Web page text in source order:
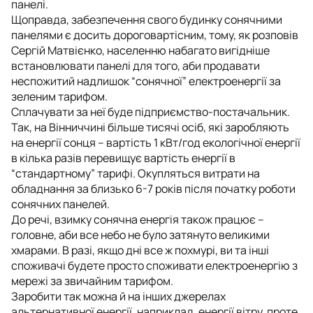
панелі.
Щоправда, забезпечення свого будинку сонячними
панелями є досить дороговартісним, тому, як розповів
Сергій Матвієнко, населенню набагато вигідніше
встановлювати панелі для того, аби продавати
неспожитий надлишок “сонячної” електроенергії за
зеленим тарифом.
Сплачувати за неї буде підприємство-постачальник.
Так, на Вінниччині більше тисячі осіб, які заробляють
на енергії сонця – вартість 1 кВт/год екологічної енергії
в кілька разів перевищує вартість енергії в
“стандартному” тарифі. Окупляться витрати на
обладнання за близько 6-7 років після початку роботи
сонячних панелей.
До речі, взимку сонячна енергія також працює –
головне, аби все небо не було затянуто великими
хмарами. В разі, якщо дні все ж похмурі, ви та інші
споживачі будете просто споживати електроенергію з
мережі за звичайним тарифом.
Заробити так можна й на інших джерелах